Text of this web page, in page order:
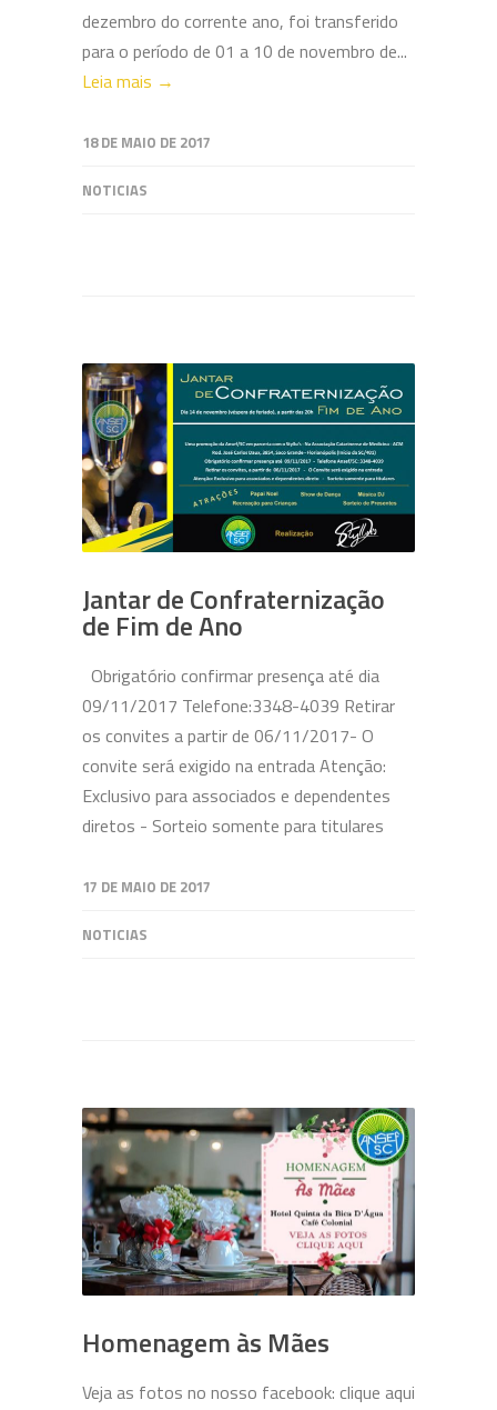
dezembro do corrente ano, foi transferido
para o período de 01 a 10 de novembro de...
Leia mais →
18 DE MAIO DE 2017
NOTICIAS
Jantar de Confraternização
de Fim de Ano
Obrigatório confirmar presença até dia
09/11/2017 Telefone:3348-4039 Retirar
os convites a partir de 06/11/2017- O
convite será exigido na entrada Atenção:
Exclusivo para associados e dependentes
diretos - Sorteio somente para titulares
17 DE MAIO DE 2017
NOTICIAS
Homenagem às Mães
Veja as fotos no nosso facebook: clique aqui